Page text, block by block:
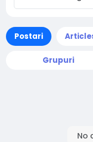
Postari
Grupuri
No